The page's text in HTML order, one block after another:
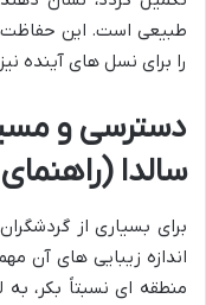
طبیعی است. این حفاظت،
را برای نسل های آینده
دسترسی و
سالدا
برای بسیاری از
اندازه زیبایی های آن
منطقه ای نسبتاً بکر،